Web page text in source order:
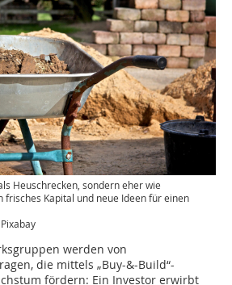
Heuschrecken, sondern eher wie
frisches Kapital und neue Ideen für einen
werden von
die mittels „Buy-&-Build“-
fördern: Ein Investor erwirbt